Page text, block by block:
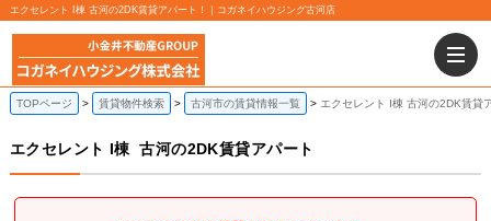
エクセレント I棟 古河の2DK賃貸アパート！｜コガネイハウジング古河店
TOPページ 賃貸物件検索 古河市の賃貸情報一覧 エクセレント I棟 古河の2DK賃貸
エクセレント I棟 古河の2DK賃貸アパート